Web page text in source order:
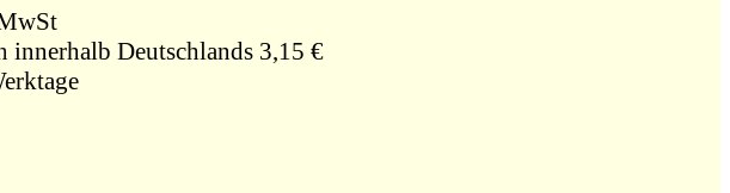
innerhalb Deutschlands 3,15 €